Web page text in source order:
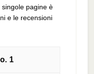
singole pagine è
e le recensioni
1